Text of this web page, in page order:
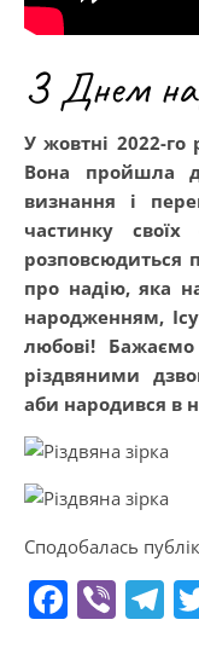
З Днем
У жовтні 2022-го
Вона пройшла
визнання і
частинку
розповсюдиться
про надію, яка
народженням,
любові!
різдвяними
аби народився в
Сподобалась